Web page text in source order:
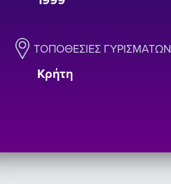
ΤΟΠΟΘΕΣΊΕΣ ΓΥΡΙΣΜΆΤΩΝ
Κρήτη